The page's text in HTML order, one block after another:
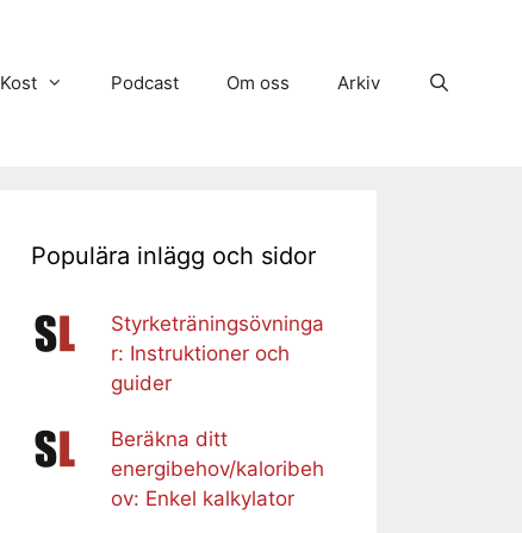
Kost Podcast Om oss Arkiv
Populära inlägg och sidor
Styrketräningsövninga
r: Instruktioner och
guider
Beräkna ditt
energibehov/kaloribeh
ov: Enkel kalkylator